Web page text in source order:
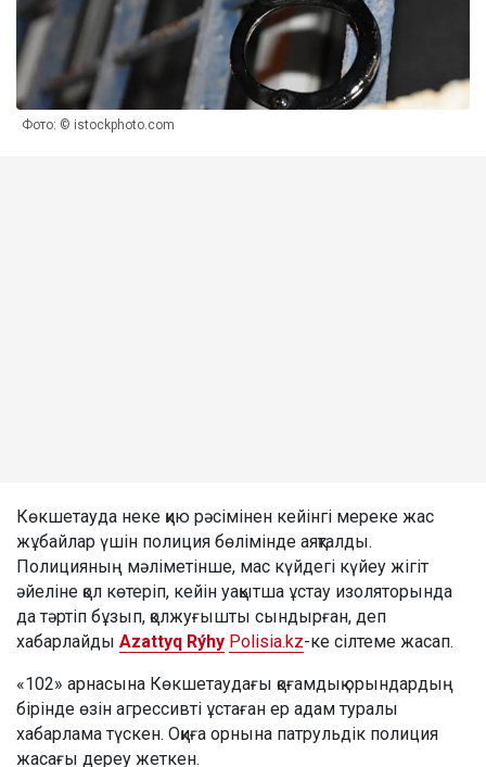
Фото: © istockphoto.com
Көкшетауда неке қию рәсімінен кейінгі мереке жас
жұбайлар үшін полиция бөлімінде аяқталды.
Полицияның мәліметінше, мас күйдегі күйеу жігіт
әйеліне қол көтеріп, кейін уақытша ұстау изоляторында
да тәртіп бұзып, қолжуғышты сындырған, деп
хабарлайды Azattyq Rýhy Polisia.kz-ке сілтеме жасап.
«102» арнасына Көкшетаудағы қоғамдық орындардың
бірінде өзін агрессивті ұстаған ер адам туралы
хабарлама түскен. Оқиға орнына патрульдік полиция
жасағы дереу жеткен.